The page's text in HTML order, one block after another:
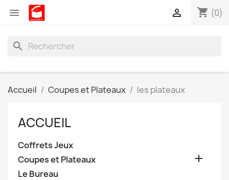
 shopping_cart (0)

search
Accueil Coupes et Plateaux les plateaux
ACCUEIL
Coffrets Jeux
Coupes et Plateaux

Le Bureau